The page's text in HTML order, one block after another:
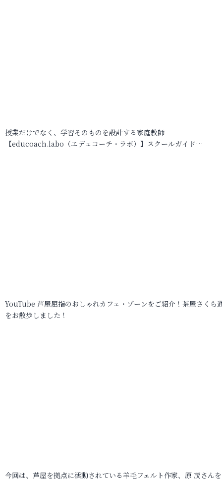
授業だけでなく、学習そのものを設計する家庭教師
【educoach.labo（エデュコーチ・ラボ）】スクールガイド…
YouTube 芦屋屈指のおしゃれカフェ・ゾーンをご紹介！茶屋さくら
をお散歩しました！
今回は、芦屋を拠点に活動されている羊毛フェルト作家、原 茂さん